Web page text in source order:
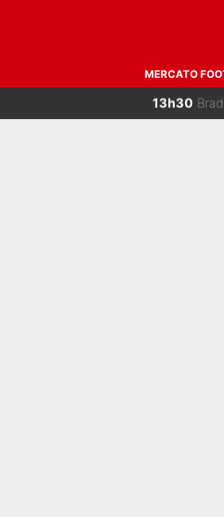
MERCATO
13h30
13h00La